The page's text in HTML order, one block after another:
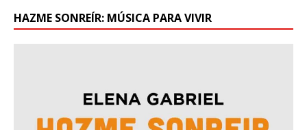
HAZME SONREÍR: MÚSICA PARA VIVIR